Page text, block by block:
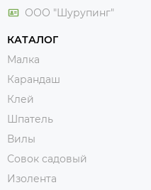
ООО "Шурупинг"
КАТАЛОГ
Малка
Карандаш
Клей
Шпатель
Вилы
Совок садовый
Изолента